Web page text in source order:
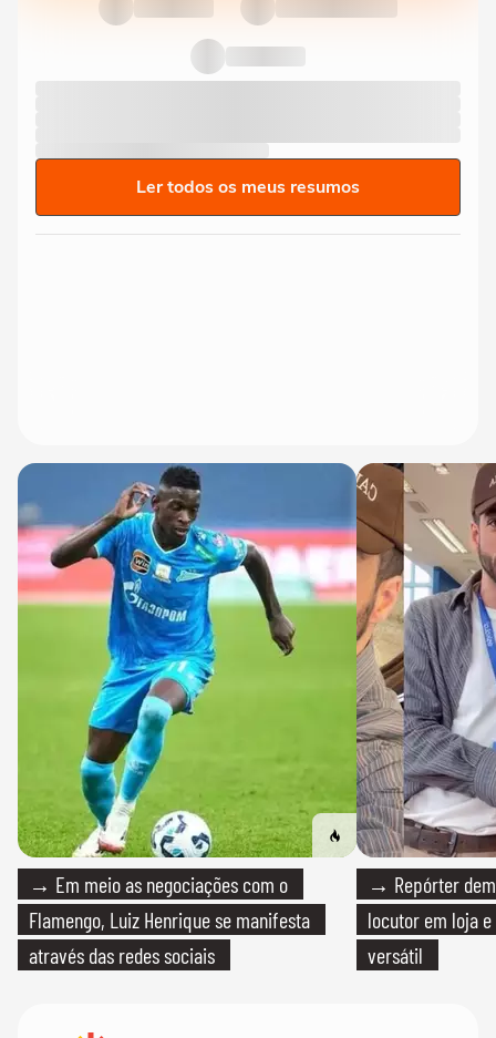
Ler todos os meus resumos
→ Em meio as negociações com o
Flamengo, Luiz Henrique se manifesta
através das redes sociais
→ Repórter
locutor em loja
versátil